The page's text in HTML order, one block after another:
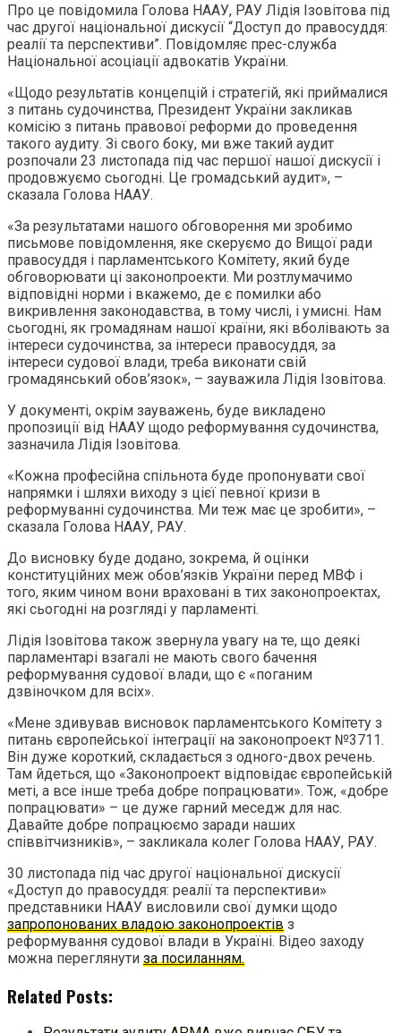
Про це повідомила Голова НААУ, РАУ Лідія Ізовітова під
час другої національної дискусії “Доступ до правосуддя:
реалії та перспективи”. Повідомляє прес-служба
Національної асоціації адвокатів України.
«Щодо результатів концепцій і стратегій, які приймалися
з питань судочинства, Президент України закликав
комісію з питань правової реформи до проведення
такого аудиту. Зі свого боку, ми вже такий аудит
розпочали 23 листопада під час першої нашої дискусії і
продовжуємо сьогодні. Це громадський аудит», –
сказала Голова НААУ.
«За результатами нашого обговорення ми зробимо
письмове повідомлення, яке скеруємо до Вищої ради
правосуддя і парламентського Комітету, який буде
обговорювати ці законопроекти. Ми розтлумачимо
відповідні норми і вкажемо, де є помилки або
викривлення законодавства, в тому числі, і умисні. Нам
сьогодні, як громадянам нашої країни, які вболівають за
інтереси судочинства, за інтереси правосуддя, за
інтереси судової влади, треба виконати свій
громадянський обов’язок», – зауважила Лідія Ізовітова.
У документі, окрім зауважень, буде викладено
пропозиції від НААУ щодо реформування судочинства,
зазначила Лідія Ізовітова.
«Кожна професійна спільнота буде пропонувати свої
напрямки і шляхи виходу з цієї певної кризи в
реформуванні судочинства. Ми теж має це зробити», –
сказала Голова НААУ, РАУ.
До висновку буде додано, зокрема, й оцінки
конституційних меж обов’язків України перед МВФ і
того, яким чином вони враховані в тих законопроектах,
які сьогодні на розгляді у парламенті.
Лідія Ізовітова також звернула увагу на те, що деякі
парламентарі взагалі не мають свого бачення
реформування судової влади, що є «поганим
дзвіночком для всіх».
«Мене здивував висновок парламентського Комітету з
питань європейської інтеграції на законопроект №3711.
Він дуже короткий, складається з одного-двох речень.
Там йдеться, що «Законопроект відповідає європейській
меті, а все інше треба добре попрацювати». Тож, «добре
попрацювати» – це дуже гарний меседж для нас.
Давайте добре попрацюємо заради наших
співвітчизників», – закликала колег Голова НААУ, РАУ.
30 листопада під час другої національної дискусії
«Доступ до правосуддя: реалії та перспективи»
представники НААУ висловили свої думки щодо
запропонованих владою законопроектів з
реформування судової влади в Україні. Відео заходу
можна переглянути за посиланням.
Related Posts: